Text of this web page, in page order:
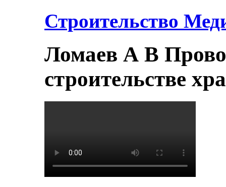
Строительство
Ломаев А В
строительстве